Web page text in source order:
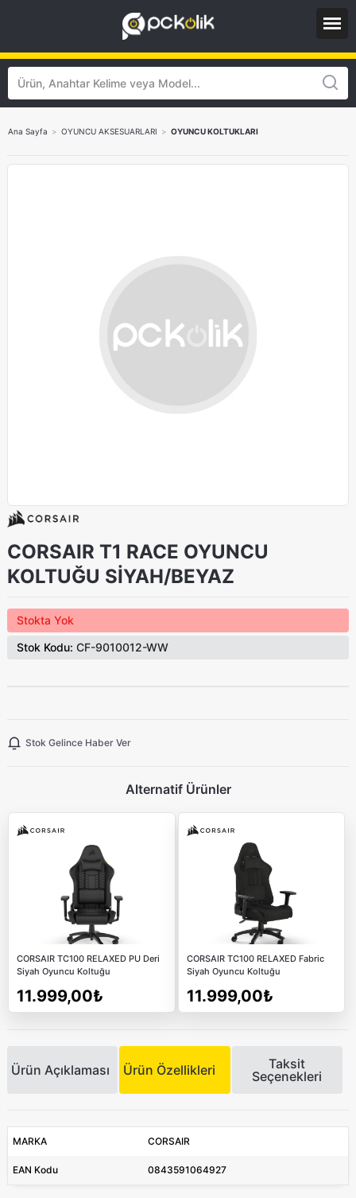
Ana Sayfa > OYUNCU AKSESUARLARI > OYUNCU KOLTUKLARI
CORSAIR T1 RACE OYUNCU
KOLTUĞU SİYAH/BEYAZ
Stokta Yok
Stok Kodu: CF-9010012-WW
Stok Gelince Haber Ver
Alternatif Ürünler
CORSAIR TC100 RELAXED PU Deri
Siyah Oyuncu Koltuğu
11.999,00₺
CORSAIR TC100 RELAXED Fabric
Siyah Oyuncu Koltuğu
11.999,00₺
Ürün Açıklaması Ürün Özellikleri
Taksit
Seçenekleri
MARKA CORSAIR
EAN Kodu 0843591064927